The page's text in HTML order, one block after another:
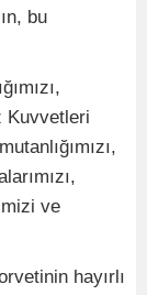
bu
Kuvvetleri
ve
hayırlı